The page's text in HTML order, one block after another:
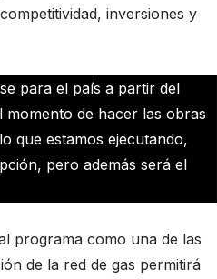
inversiones y
para el país a partir del
momento de hacer las obras
que estamos ejecutando,
pero además será el
programa como una de las
de la red de gas permitirá